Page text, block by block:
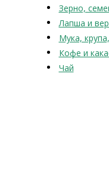
Зерно,
Лапша и
Мука,
Кофе и
Чай